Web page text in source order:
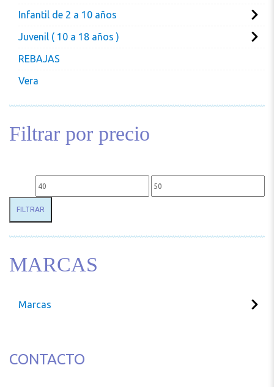
Infantil de 2 a 10 años
Juvenil ( 10 a 18 años )
REBAJAS
Vera
Filtrar por precio
Precio mínimo Precio máximo
FILTRAR
MARCAS
Marcas
CONTACTO